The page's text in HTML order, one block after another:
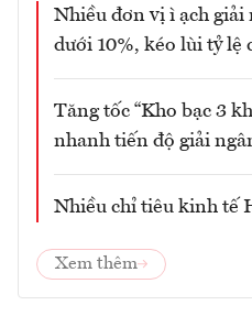
Nhiều đơn vị ì ạch giải
dưới 10%, kéo lùi tỷ lệ
Tăng tốc “Kho bạc 3
nhanh tiến độ giải
Nhiều chỉ tiêu kinh tế
Xem thêm